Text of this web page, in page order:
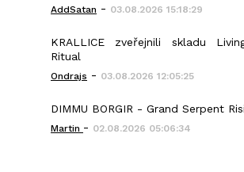
AddSatan - 03.08.2026 15:18:29
KRALLICE zveřejnili skladu
Ritual
Ondrajs - 03.08.2026 12:05:25
DIMMU BORGIR - Grand Serpent
Martin - 02.08.2026 05:06:34